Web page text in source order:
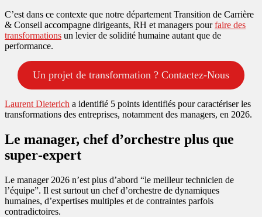
C’est dans ce contexte que notre département Transition de Carrière
& Conseil accompagne dirigeants, RH et managers pourfaire des
transformations un levier de solidité humaine autant que de
performance.
Un projet de transformation ? Contactez-Nous
Laurent Dieterich a identifié 5 points identifiés pour caractériser les
transformations des entreprises, notamment des managers, en 2026.
Le manager, chef d’orchestre plus que
super‑expert
Le manager 2026 n’est plus d’abord “le meilleur technicien de
l’équipe”. Il est surtout un chef d’orchestre de dynamiques
humaines, d’expertises multiples et de contraintes parfois
contradictoires.